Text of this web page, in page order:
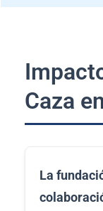
Caza
La